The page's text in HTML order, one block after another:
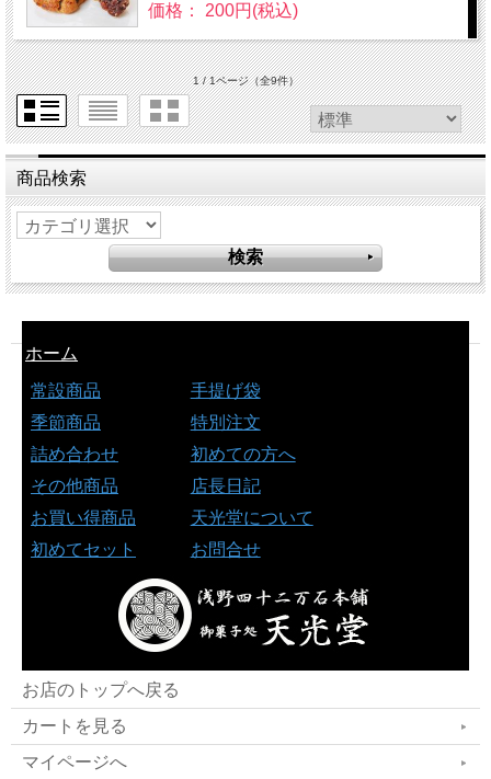
価格： 200円(税込)
1 / 1ページ（全9件）
商品検索
ホーム
常設商品
季節商品
詰め合わせ
その他商品
お買い得商品
初めてセット
手提げ袋
特別注文
初めての方へ
店長日記
天光堂について
お問合せ
お店のトップへ戻る
カートを見る
マイページへ